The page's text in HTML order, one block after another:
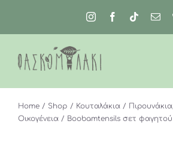
περιεχόμενο
Home Shop Κουταλάκια / Πιρουνάκια
Οικογένεια
Boobamtensils σετ φαγητού